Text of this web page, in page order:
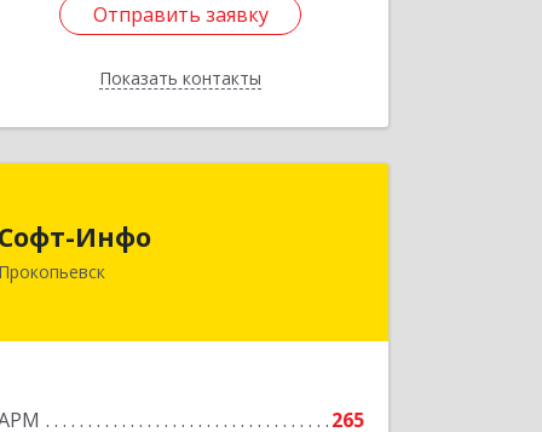
Отправить заявку
Показать контакты
Отправить заявку
Назад
Софт-Инфо
Прокопьевск
265
653039, Кемеровская область -
Кузбасс, Прокопьевск г, Институтская